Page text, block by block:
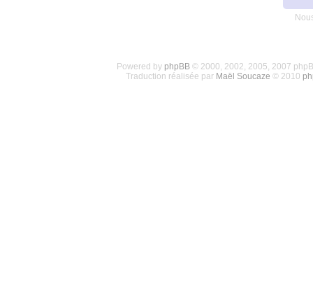
Powered by phpBB© 2000, 2002, 2005, 2007
Traduction réalisée par Maël Soucaze © 2010